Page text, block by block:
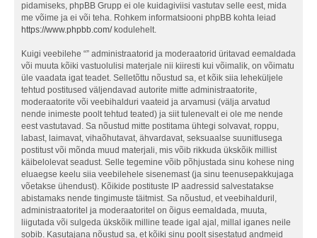
pidamiseks, phpBB Grupp ei ole kuidagiviisi vastutav selle eest, mida
me võime ja ei või teha. Rohkem informatsiooni phpBB kohta leiad
https://www.phpbb.com/kodulehelt.
Kuigi veebilehe “” administraatorid ja moderaatorid üritavad eemaldada
või muuta kõiki vastuolulisi materjale nii kiiresti kui võimalik, on võimatu
üle vaadata igat teadet. Selletõttu nõustud sa, et kõik siia leheküljele
tehtud postitused väljendavad autorite mitte administraatorite,
moderaatorite või veebihalduri vaateid ja arvamusi (välja arvatud
nende inimeste poolt tehtud teated) ja siit tulenevalt ei ole me nende
eest vastutavad. Sa nõustud mitte postitama ühtegi solvavat, roppu,
labast, laimavat, vihaõhutavat, ähvardavat, seksuaalse suunitlusega
postitust või mõnda muud materjali, mis võib rikkuda ükskõik millist
käibelolevat seadust. Selle tegemine võib põhjustada sinu kohese ning
eluaegse keelu siia veebilehele sisenemast (ja sinu teenusepakkujaga
võetakse ühendust). Kõikide postituste IP aadressid salvestatakse
abistamaks nende tingimuste täitmist. Sa nõustud, et veebihalduril,
administraatoritel ja moderaatoritel on õigus eemaldada, muuta,
liigutada või sulgeda ükskõik milline teade igal ajal, millal iganes neile
sobib. Kasutajana nõustud sa, et kõiki sinu poolt sisestatud andmeid